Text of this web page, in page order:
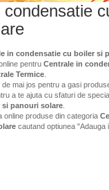
in condensatie cu boiler si
pentru Centrale in
Termice
mai jos pentru a gasi
a te ajuta cu sfaturi de
panouri solare
online produse din categoria
cautand optiunea "Adauga